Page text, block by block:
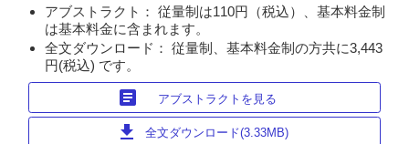
アブストラクト： 従量制は110円（税込）、基本料金制
は基本料金に含まれます。
全文ダウンロード： 従量制、基本料金制の方共に3,443
円(税込) です。
article アブストラクトを見る
download 全文ダウンロード(3.33MB)